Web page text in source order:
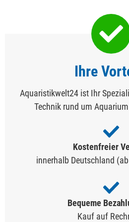
Ihre
Aquaristikwelt24 ist Ihr
Technik rund um
Kostenfreier
innerhalb Deutschland
Bequeme
Kauf auf